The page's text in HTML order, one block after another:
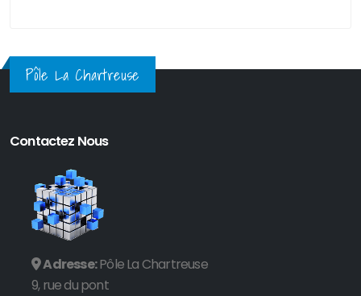
Pôle La Chartreuse
Contactez Nous
Adresse:Pôle La Chartreuse
9, rue du pont